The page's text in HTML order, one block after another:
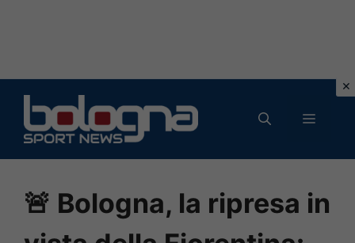
contenuto
MENU
🚨 Bologna, la ripresa in